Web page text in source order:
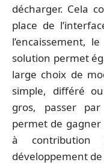
décharger. Cela
place de
l’encaissement,
solution permet
large choix de
simple, différé
gros, passer
permet de
à
développement